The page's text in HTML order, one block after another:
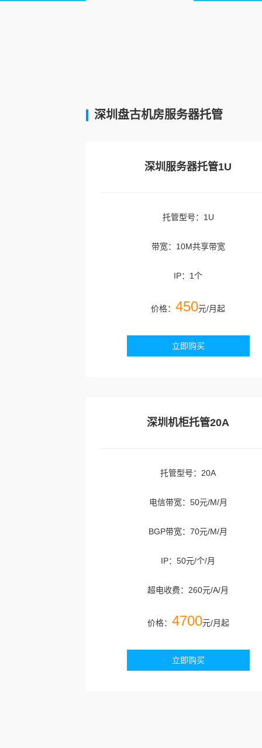
深圳盘古机房服务器托管
深圳服务器托管1U
托管型号：1U
带宽：10M共享带宽
IP：1个
价格： 450元/月起
立即购买
深圳机柜托管20A
托管型号：20A
电信带宽：50元/M/月
BGP带宽：70元/M/月
IP：50元/个/月
超电收费：260元/A/月
价格： 4700元/月起
立即购买